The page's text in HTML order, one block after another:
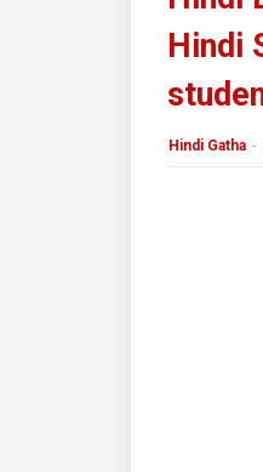
Hindi
Hindi Gatha -